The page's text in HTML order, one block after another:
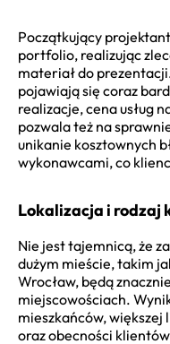
Początkujący
portfolio, realizując
materiał do
pojawiają się coraz
realizacje, cena usług
pozwala też na
unikanie kosztownych
wykonawcami, co
Lokalizacja i rodzaj
Nie jest tajemnicą, że
dużym mieście, takim
Wrocław, będą
miejscowościach.
mieszkańców,
oraz obecności